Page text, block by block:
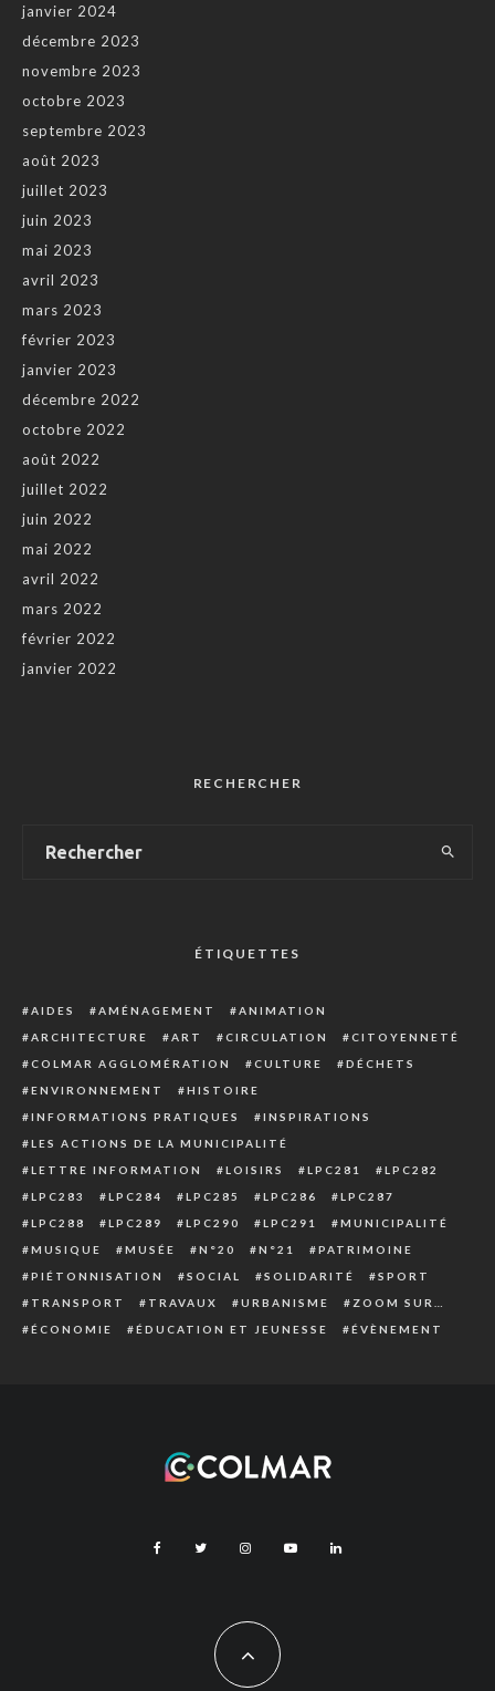
janvier 2024
décembre 2023
novembre 2023
octobre 2023
septembre 2023
août 2023
juillet 2023
juin 2023
mai 2023
avril 2023
mars 2023
février 2023
janvier 2023
décembre 2022
octobre 2022
août 2022
juillet 2022
juin 2022
mai 2022
avril 2022
mars 2022
février 2022
janvier 2022
RECHERCHER
ÉTIQUETTES
AIDES AMÉNAGEMENT
ANIMATION
ARCHITECTURE
ART CIRCULATION
CITOYENNETÉ
COLMAR AGGLOMÉRATION
CULTURE
DÉCHETS
ENVIRONNEMENT
HISTOIRE
INFORMATIONS PRATIQUES
INSPIRATIONS
LES ACTIONS DE LA MUNICIPALITÉ
LETTRE INFORMATION
LOISIRS LPC281
LPC282
LPC283
LPC284 LPC285 LPC286
LPC287
LPC288
LPC289 LPC290 LPC291
MUNICIPALITÉ
MUSIQUE
MUSÉE N°20 N°21
PATRIMOINE
PIÉTONNISATION
SOCIAL SOLIDARITÉ
SPORT
TRANSPORT
TRAVAUX URBANISME
ZOOM SUR…
ÉCONOMIE
ÉDUCATION ET JEUNESSE ÉVÈNEMENT